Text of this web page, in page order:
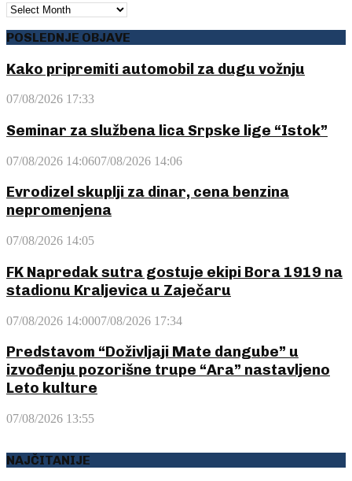
ARHIVA
POSLEDNJE OBJAVE
Kako pripremiti automobil za dugu vožnju
07/08/2026 17:33
Seminar za službena lica Srpske lige “Istok”
07/08/2026 14:0607/08/2026 14:06
Evrodizel skuplji za dinar, cena benzina
nepromenjena
07/08/2026 14:05
FK Napredak sutra gostuje ekipi Bora 1919 na
stadionu Kraljevica u Zaječaru
07/08/2026 14:0007/08/2026 17:34
Predstavom “Doživljaji Mate dangube” u
izvođenju pozorišne trupe “Ara” nastavljeno
Leto kulture
07/08/2026 13:55
NAJČITANIJE